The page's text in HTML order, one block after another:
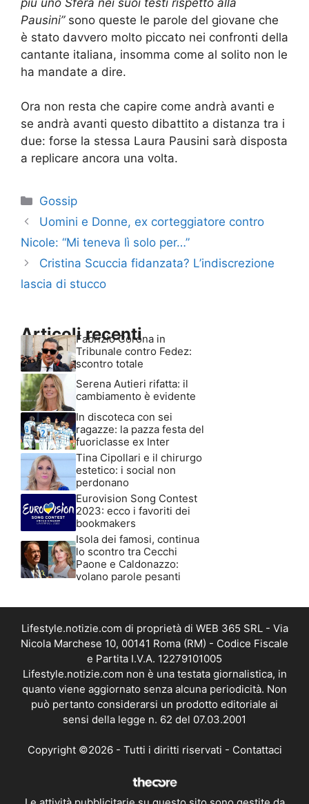
Pausini” sono queste le parole del giovane che
è stato davvero molto piccato nei confronti della
cantante italiana, insomma come al solito non le
ha mandate a dire.
Ora non resta che capire come andrà avanti e
se andrà avanti questo dibattito a distanza tra i
due: forse la stessa Laura Pausini sarà disposta
a replicare ancora una volta.
Categorie
Gossip
Uomini e Donne, ex corteggiatore contro
Nicole: “Mi teneva lì solo per…”
Cristina Scuccia fidanzata? L’indiscrezione
lascia di stucco
Articoli recenti
Fabrizio Corona in
Tribunale contro Fedez:
scontro totale
Serena Autieri rifatta: il
cambiamento è evidente
In discoteca con sei
ragazze: la pazza festa del
fuoriclasse ex Inter
Tina Cipollari e il chirurgo
estetico: i social non
perdonano
Eurovision Song Contest
2023: ecco i favoriti dei
bookmakers
Isola dei famosi, continua
lo scontro tra Cecchi
Paone e Caldonazzo:
volano parole pesanti
Lifestyle.notizie.com di proprietà di WEB 365 SRL - Via
Nicola Marchese 10, 00141 Roma (RM) - Codice Fiscale
e Partita I.V.A. 12279101005
Lifestyle.notizie.com non è una testata giornalistica, in
quanto viene aggiornato senza alcuna periodicità. Non
può pertanto considerarsi un prodotto editoriale ai
sensi della legge n. 62 del 07.03.2001
Copyright ©2026 - Tutti i diritti riservati - Contattaci